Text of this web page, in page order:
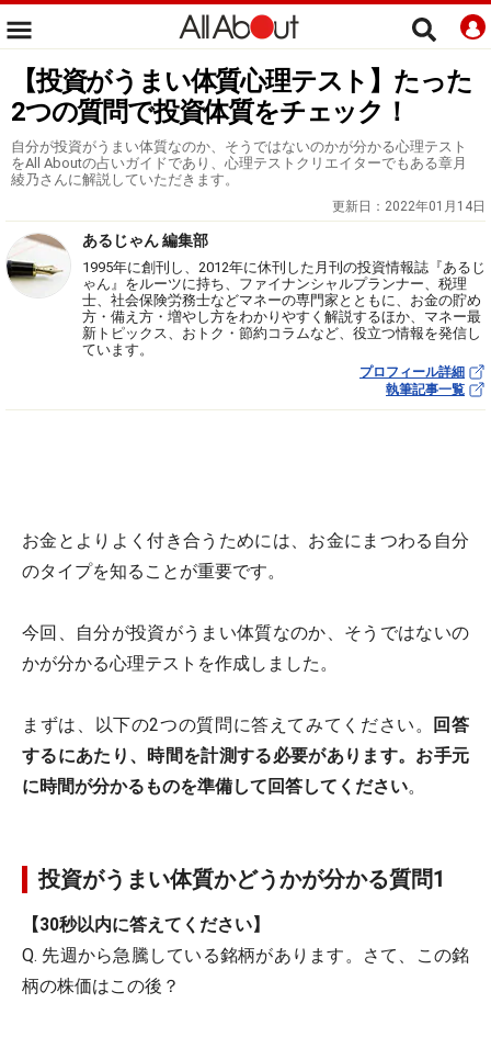
【投資がうまい体質心理テスト】たった
2つの質問で投資体質をチェック！
自分が投資がうまい体質なのか、そうではないのかが分かる心理テスト
をAll Aboutの占いガイドであり、心理テストクリエイターでもある章月
綾乃さんに解説していただきます。
更新日： 2022年01月14日
あるじゃん 編集部
1995年に創刊し、2012年に休刊した月刊の投資情報誌『あるじ
ゃん』をルーツに持ち、ファイナンシャルプランナー、税理
士、社会保険労務士などマネーの専門家とともに、お金の貯め
方・備え方・増やし方をわかりやすく解説するほか、マネー最
新トピックス、おトク・節約コラムなど、役立つ情報を発信し
ています。
プロフィール詳細
執筆記事一覧
お金とよりよく付き合うためには、お金にまつわる自分
のタイプを知ることが重要です。
今回、自分が投資がうまい体質なのか、そうではないの
かが分かる心理テストを作成しました。
まずは、以下の2つの質問に答えてみてください。
回答
するにあたり、時間を計測する必要があります。お手元
に時間が分かるものを準備して回答してください。
投資がうまい体質かどうかが分かる質問1
【30秒以内に答えてください】
Q. 先週から急騰している銘柄があります。さて、この銘
柄の株価はこの後？